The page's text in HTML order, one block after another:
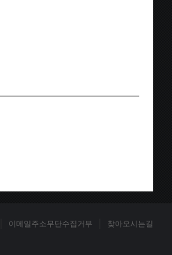
이메일주소무단수집거부 찾아오시는길